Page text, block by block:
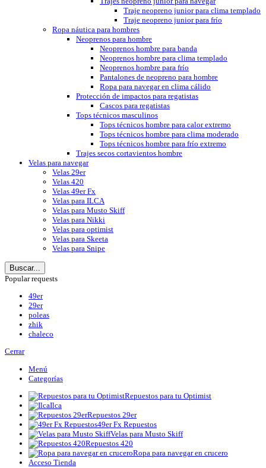
Traje neopreno junior para clima templado
Traje neopreno junior para frío
Ropa náutica para hombres
Neoprenos para hombre
Neoprenos hombre para banda
Neoprenos hombre para clima templado
Neoprenos hombre para frío
Pantalones de neopreno para hombre
Ropa para navegar en clima cálido
Protección de impactos para regatistas
Cascos para regatistas
Tops técnicos masculinos
Tops técnicos hombre para calor extremo
Tops técnicos hombre para clima moderado
Tops técnicos hombre para frío extremo
Trajes secos cortavientos hombre
Velas para navegar
Velas 29er
Velas 420
Velas 49er Fx
Velas para ILCA
Velas para Musto Skiff
Velas para Nikki
Velas para optimist
Velas para Skeeta
Velas para Snipe
Buscar...
Popular requests
49er
29er
poleas
zhik
chaleco
Cerrar
Menú
Categorías
Repuestos para tu Optimist
Ilca
Repuestos 29er
49er Fx Repuestos
Velas para Musto Skiff
Repuestos 420
Ropa para navegar en crucero
Acceso Tienda